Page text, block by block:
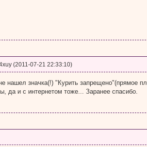
(2011-07-21 22:33:10)
нашел значка(!) "Курить запрещено"(прямое
да и с интернетом тоже... Заранее спасибо.